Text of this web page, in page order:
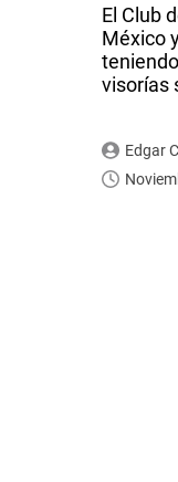
El Club
México
visorías
Edgar